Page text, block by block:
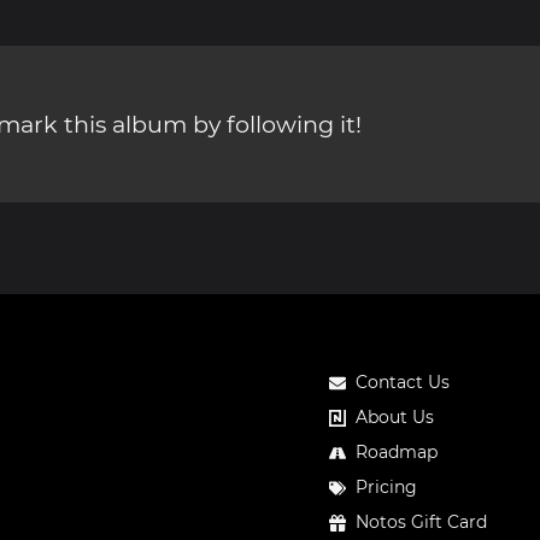
this album by following it!
Contact Us
About Us
Roadmap
Pricing
Notos Gift Card